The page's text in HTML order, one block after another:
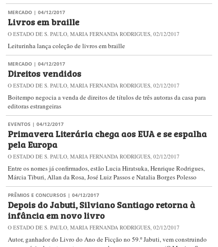
MERCADO | 04/12/2017
Livros em braille
O ESTADO DE S. PAULO, MARIA FERNANDA RODRIGUES, 02/12/2017
Leiturinha lança coleção de livros em braille
MERCADO | 04/12/2017
Direitos vendidos
O ESTADO DE S. PAULO, MARIA FERNANDA RODRIGUES, 02/12/2017
Boitempo negocia a venda de direitos de títulos de três autoras da casa para
editoras estrangeiras
EVENTOS | 04/12/2017
Primavera Literária chega aos EUA e se espalha
pela Europa
O ESTADO DE S. PAULO, MARIA FERNANDA RODRIGUES, 02/12/2017
Entre os nomes já confirmados, estão Lucia Hiratsuka, Henrique Rodrigues,
Márcia Tiburi, Allan da Rosa, José Luiz Passos e Natalia Borges Polesso
PRÊMIOS E CONCURSOS | 04/12/2017
Depois do Jabuti, Silviano Santiago retorna à
infância em novo livro
O ESTADO DE S. PAULO, MARIA FERNANDA RODRIGUES, 02/12/2017
Autor, ganhador do Livro do Ano de Ficção no 59.º Jabuti, vem construindo